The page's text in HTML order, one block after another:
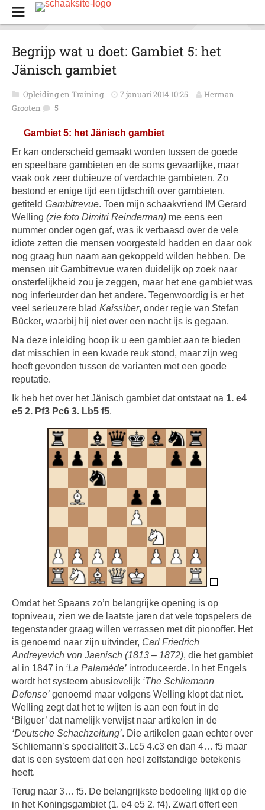
Begrijp wat u doet: Gambiet 5: het
Jänisch gambiet
Opleiding en Training 7 januari 2014 10:25
Herman
Grooten
5
Gambiet 5: het Jänisch gambiet
Er kan onderscheid gemaakt worden tussen de goede
en speelbare gambieten en de soms gevaarlijke, maar
vaak ook zeer dubieuze of verdachte gambieten. Zo
bestond er enige tijd een tijdschrift over gambieten,
getiteld Gambitrevue. Toen mijn schaakvriend IM Gerard
Welling (zie foto Dimitri Reinderman) me eens een
nummer onder ogen gaf, was ik verbaasd over de vele
idiote zetten die mensen voorgesteld hadden en daar ook
nog graag hun naam aan gekoppeld wilden hebben. De
mensen uit Gambitrevue waren duidelijk op zoek naar
onsterfelijkheid zou je zeggen, maar het ene gambiet was
nog inferieurder dan het andere. Tegenwoordig is er het
veel serieuzere blad Kaissiber, onder regie van Stefan
Bücker, waarbij hij niet over een nacht ijs is gegaan.
Na deze inleiding hoop ik u een gambiet aan te bieden
dat misschien in een kwade reuk stond, maar zijn weg
heeft gevonden tussen de varianten met een goede
reputatie.
Ik heb het over het Jänisch gambiet dat ontstaat na 1. e4
e5 2. Pf3 Pc6 3. Lb5 f5.
Omdat het Spaans zo’n belangrijke opening is op
topniveau, zien we de laatste jaren dat vele topspelers de
tegenstander graag willen verrassen met dit pionoffer. Het
is genoemd naar zijn uitvinder, Carl Friedrich
Andreyevich von Jaenisch (1813 – 1872), die het gambiet
al in 1847 in ‘La Palamède’ introduceerde. In het Engels
wordt het systeem abusievelijk ‘The Schliemann
Defense’ genoemd maar volgens Welling klopt dat niet.
Welling zegt dat het te wijten is aan een fout in de
‘Bilguer’ dat namelijk verwijst naar artikelen in de
‘Deutsche Schachzeitung’. Die artikelen gaan echter over
Schliemann’s specialiteit 3..Lc5 4.c3 en dan 4… f5 maar
dat is een systeem dat een heel zelfstandige betekenis
heeft.
Terug naar 3… f5. De belangrijkste bedoeling lijkt op die
in het Koningsgambiet (1. e4 e5 2. f4). Zwart offert een